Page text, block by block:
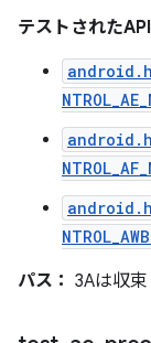
テストされたAPI
パス： 3Aは収束